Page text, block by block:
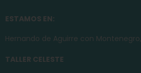
ESTAMOS EN:
Hernando de Aguirre con
TALLER CELESTE